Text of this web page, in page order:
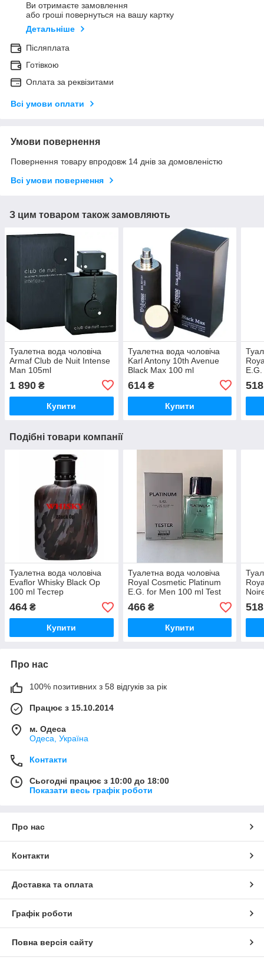
Ви отримаєте замовлення
або гроші повернуться на вашу картку
Детальніше
Післяплата
Готівкою
Оплата за реквізитами
Всі умови оплати
Умови повернення
Повернення товару впродовж 14 днів за домовленістю
Всі умови повернення
З цим товаром також замовляють
Туалетна вода чоловіча
Armaf Club de Nuit Intense
Man 105ml
1 890 ₴
Купити
Туалетна вода чоловіча
Karl Antony 10th Avenue
Black Max 100 ml
614₴
Купити
518
Подібні товари компанії
Туалетна вода чоловіча
Evaflor Whisky Black Op
100 ml Тестер
464 ₴
Купити
Туалетна вода чоловіча
Royal Cosmetic Platinum
E.G. for Men 100 ml Test
466₴
Купити
518
Про нас
100% позитивних з 58 відгуків за рік
Працює з 15.10.2014
м. Одеса
Одеса, Україна
Контакти
Сьогодні працює з 10:00 до 18:00
Показати весь графік роботи
Про нас
Контакти
Доставка та оплата
Графік роботи
Повна версія сайту